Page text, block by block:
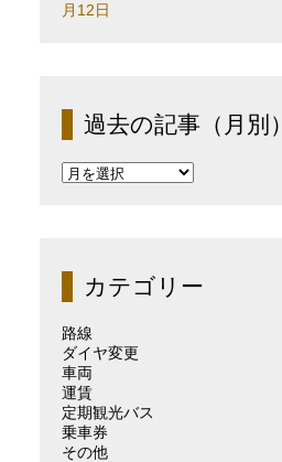
月12日
過去の記事（月別）
過
（月
別）カテゴリー
路線
ダイヤ変更
車両
運賃
定期観光バス
乗車券
その他